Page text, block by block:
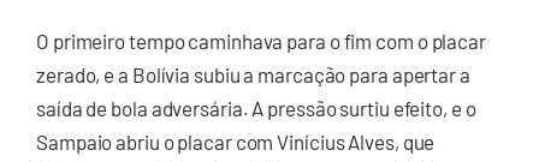
O primeiro tempo caminhava para o fim com o placar
zerado, e a Bolívia subiu a marcação para apertar a
saída de bola adversária. A pressão surtiu efeito, e o
Sampaio abriu o placar com Vinícius Alves, que